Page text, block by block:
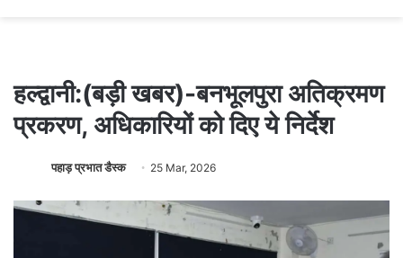
हल्द्वानी:(बड़ी खबर)-बनभूलपुरा अतिक्रमण
प्रकरण, अधिकारियों को दिए ये निर्देश
पहाड़ प्रभात डैस्क 25 Mar, 2026